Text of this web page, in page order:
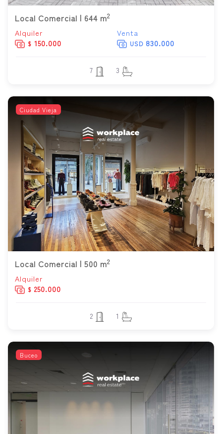
Local Comercial | 644 m2
Alquiler
$ 150.000
Venta
USD 830.000
7 3
Ciudad Vieja
Local Comercial | 500 m2
Alquiler
$ 250.000
2 1
Buceo